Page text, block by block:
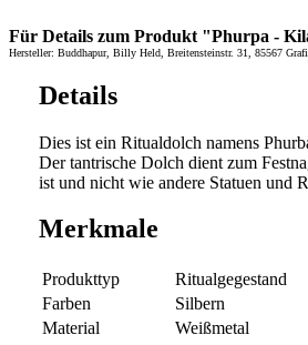
Für Details zum Produkt "Phurpa -
Hersteller: Buddhapur, Billy Held, Breitensteinstr. 31, 85567
Details
Dies ist ein Ritualdolch namens
Der tantrische Dolch dient zum
ist und nicht wie andere Statuen und
Merkmale
Produkttyp
Ritualgegestand
Farben
Silbern
Material
Weißmetal